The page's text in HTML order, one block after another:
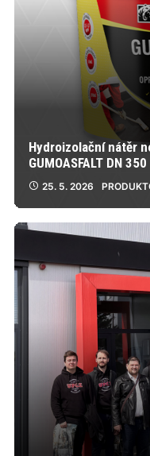
Hydroizolační nátěr
GUMOASFALT DN 350
25. 5. 2026